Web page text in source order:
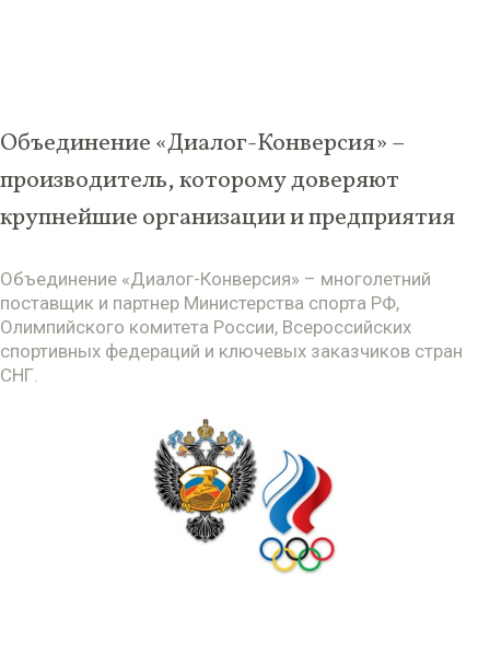
Объединение «Диалог-Конверсия» –
производитель, которому доверяют
крупнейшие организации и предприятия
Объединение «Диалог-Конверсия» – многолетний
поставщик и партнер Министерства спорта РФ,
Олимпийского комитета России, Всероссийских
спортивных федераций и ключевых заказчиков стран
СНГ.